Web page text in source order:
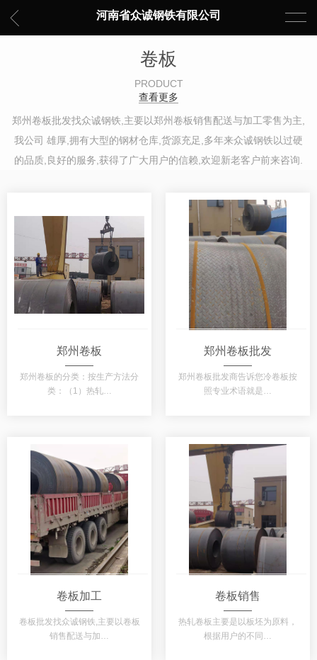
河南省众诚钢铁有限公司
卷板
PRODUCT
查看更多
郑州卷板批发找众诚钢铁,主要以郑州卷板销售配送与加工零售为主,
我公司 雄厚,拥有大型的钢材仓库,货源充足,多年来众诚钢铁以过硬
的品质,良好的服务,获得了广大用户的信赖,欢迎新老客户前来咨询.
郑州卷板
郑州卷板的分类：按生产方法分
类：（1）热轧…
郑州卷板批发
郑州卷板批发商告诉您冷卷板按
照专业术语就是…
卷板加工
卷板批发找众诚钢铁,主要以卷板
销售配送与加…
卷板销售
热轧卷板主要是以板坯为原料，
根据用户的不同…